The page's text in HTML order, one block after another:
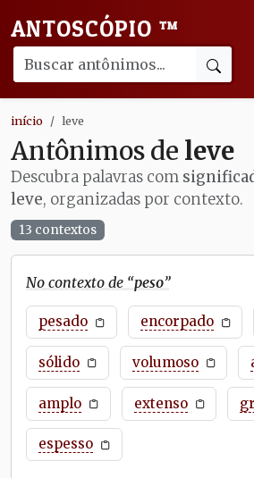
ANTOSCÓPIO ™
início leve
Antônimos de leve
Descubra palavras com
leve, organizadas por contexto.
13 contextos
No contexto de “peso”
pesado encorpado
sólido volumoso
amplo extenso
espesso